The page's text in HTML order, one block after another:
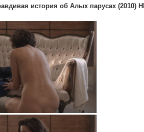
история об Алых парусах (2010)